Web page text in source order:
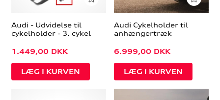
Audi - Udvidelse til
cykelholder - 3. cykel
1.449,00 DKK
Audi Cykelholder til
anhængertræk
6.999,00 DKK